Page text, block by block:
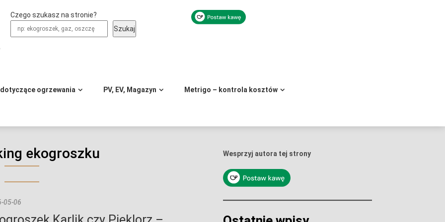
Czego szukasz na stronie?
Szukaj
ogrzewania PV, EV, Magazyn Metrigo – kontrola kosztów
ekogroszku
05-06
Wesprzyj autora tej strony